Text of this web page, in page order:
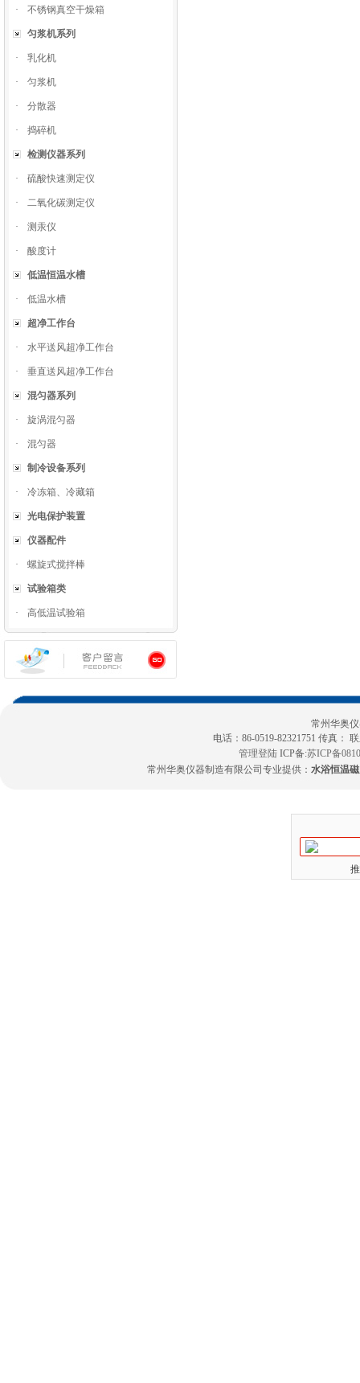
· 不锈钢真空干燥箱
匀浆机系列
· 乳化机
· 匀浆机
· 分散器
· 捣碎机
检测仪器系列
· 硫酸快速测定仪
· 二氧化碳测定仪
· 测汞仪
· 酸度计
低温恒温水槽
· 低温水槽
超净工作台
· 水平送风超净工作台
· 垂直送风超净工作台
混匀器系列
· 旋涡混匀器
· 混匀器
制冷设备系列
· 冷冻箱、冷藏箱
光电保护装置
仪器配件
· 螺旋式搅拌棒
试验箱类
· 高低温试验箱
常州华奥
电话：86-0519-82321751 传真：
管理登陆 ICP备:苏ICP备
常州华奥仪器制造有限公司专业提供： 水浴恒温